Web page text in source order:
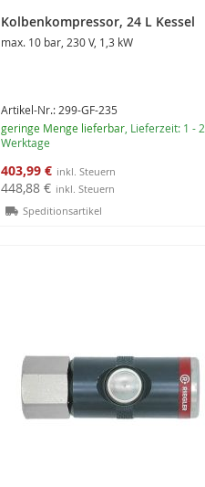
Kolbenkompressor, 24 L Kessel
max. 10 bar, 230 V, 1,3 kW
Artikel-Nr.: 299-GF-235
geringe Menge lieferbar , Lieferzeit: 1 - 2
Werktage
Sonderangebot
403,99 €
448,88 €
Speditionsartikel